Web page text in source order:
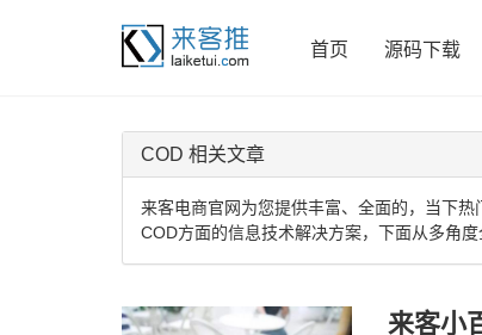
首页 源码下载
COD 相关文章
来客电商官网为您提供丰富、全面的，当下
COD方面的信息技术解决方案，下面从多角
来客小